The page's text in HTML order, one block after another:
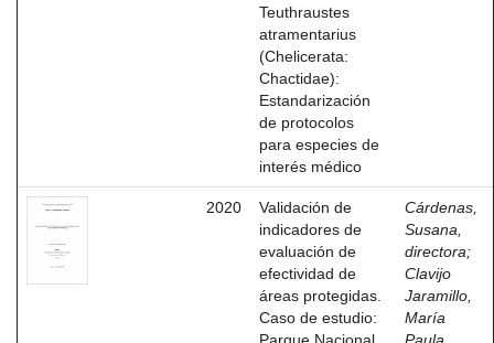
Teuthraustes
atramentarius
(Chelicerata:
Chactidae):
Estandarización
de protocolos
para especies de
interés médico
2020
Validación de
indicadores de
evaluación de
efectividad de
áreas protegidas.
Caso de estudio:
Cárdenas,
Susana,
directora;
Clavijo
Jaramillo,
María